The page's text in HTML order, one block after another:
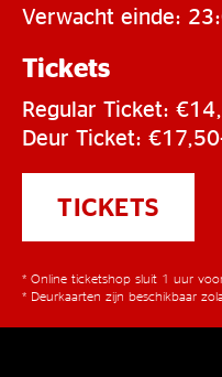
Verwacht einde:
Tickets
Regular Ticket:
Deur Ticket:
TICKETS
* Online ticketshop sluit 1 uur
* Deurkaarten zijn beschikbaar